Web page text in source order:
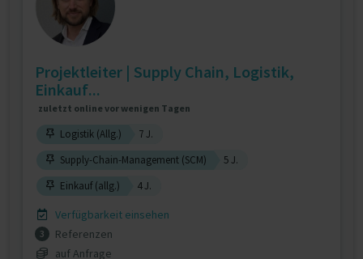
Projektleiter | Supply Chain, Logistik,
Einkauf...
zuletzt online vor wenigen Tagen
Logistik (Allg.)
7 J.
Supply-Chain-Management (SCM)
5 J.
Einkauf (allg.)
4 J.
Verfügbarkeit einsehen
3
Referenzen
auf Anfrage